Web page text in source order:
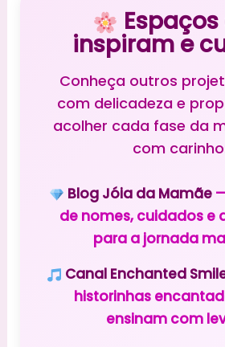
inspiram e
Conheça outros
com delicadeza e
acolher cada fase da
com
Blog Jóia da Mamãe—
de nomes, cuidados e
para a jornada
Canal Enchanted
historinhas
ensinam com